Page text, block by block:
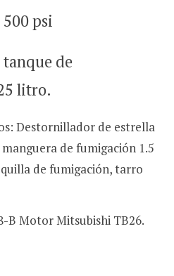
psi
de
litro.
Destornillador de estrella
de fumigación 1.5
de fumigación, tarro
B Motor Mitsubishi TB26.